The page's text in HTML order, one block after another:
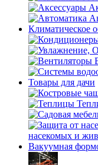
Климатическое
Товары для дачи
насекомых и
Вакуумная